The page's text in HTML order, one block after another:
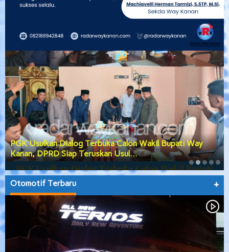
PGK Usulkan Dialog Terbuka Calon Wakil Bupati Way
Kanan, DPRD Siap Teruskan Usul…
Otomotif Terbaru +